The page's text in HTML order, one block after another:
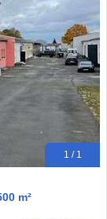
1 / 1
m²